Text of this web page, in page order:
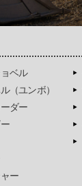
ベル
（ユンボ）
ダー
ー